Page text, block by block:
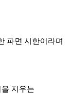
파면 시한이라며
지우는